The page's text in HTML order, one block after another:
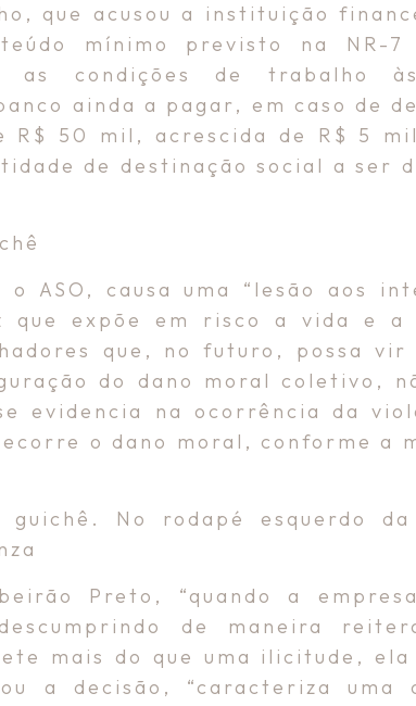
que acusou a instituição
mínimo previsto na NR-7
condições de trabalho
ainda a pagar, em caso de
50 mil, acrescida de R$ 5
de destinação social a ser
ASO, causa uma “lesão aos
expõe em risco a vida e a
que, no futuro, possa
do dano moral coletivo,
evidencia na ocorrência da
o dano moral, conforme a
No rodapé esquerdo
Preto, “quando a
de maneira
mais do que uma ilicitude,
a decisão, “caracteriza uma